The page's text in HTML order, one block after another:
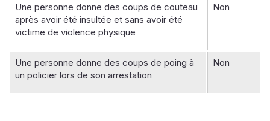
Une personne donne des coups de couteau
après avoir été insultée et sans avoir été
victime de violence physique
Non
Une personne donne des coups de poing à
un policier lors de son arrestation
Non